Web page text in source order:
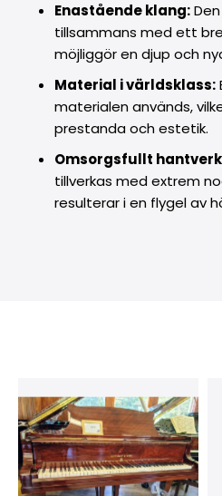
Enastående klang:
tillsammans med ett
möjliggör en djup och
Material i världsklass:
materialen används,
prestanda och estetik.
Omsorgsfullt hantverk
tillverkas med extrem
resulterar i en flygel av